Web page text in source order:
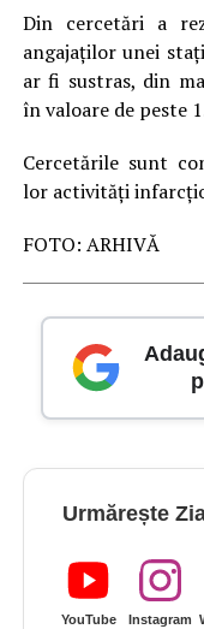
Din cercetări a
angajaților unei
ar fi sustras, din
în valoare de peste
Cercetările sunt
lor activități
FOTO: ARHIVĂ
Urmărește
YouTube Instagram